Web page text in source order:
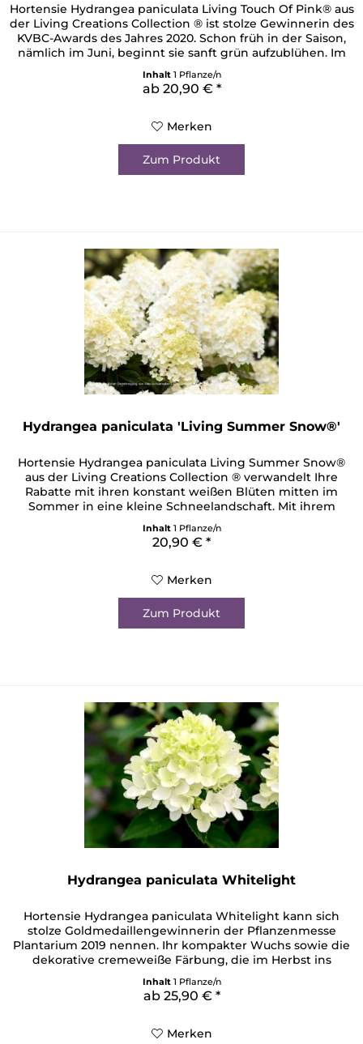
Hortensie Hydrangea paniculata Living Touch Of Pink® aus
der Living Creations Collection ® ist stolze Gewinnerin des
KVBC-Awards des Jahres 2020. Schon früh in der Saison,
nämlich im Juni, beginnt sie sanft grün aufzublühen. Im
Laufe des Sommers changieren ihre aparten
Rispenblüten über ein strahlendes Weiß zu einem zarten
Rosaton. Mit Ihrem kompakten Habitus und einer Höhe...
Inhalt 1 Pflanze/n
ab 20,90 € *
Merken
Zum Produkt
Hydrangea paniculata 'Living Summer Snow®'
Hortensie Hydrangea paniculata Living Summer Snow®
aus der Living Creations Collection ® verwandelt Ihre
Rabatte mit ihren konstant weißen Blüten mitten im
Sommer in eine kleine Schneelandschaft. Mit ihrem
Blühversprechen von 100 Tagen und ihrer guten
Winterhärte holen Sie sich eine qualitativ hochwertige
Rispenhortensie in ihren Garten. Die großen Blütenrispen
Inhalt 1 Pflanze/n
20,90 € *
Merken
Zum Produkt
Hydrangea paniculata Whitelight
Hortensie Hydrangea paniculata Whitelight kann sich
stolze Goldmedaillengewinnerin der Pflanzenmesse
Plantarium 2019 nennen. Ihr kompakter Wuchs sowie die
dekorative cremeweiße Färbung, die im Herbst ins
Zartrosa verläuft, prädestinieren sie für einen
Solitäreinsatz im Pflanzkübel. Mit der Rispenhortensie
'Whitelight' können Sie Pflanzstellen, die Sie besonders
Inhalt 1 Pflanze/n
ab 25,90 € *
Merken